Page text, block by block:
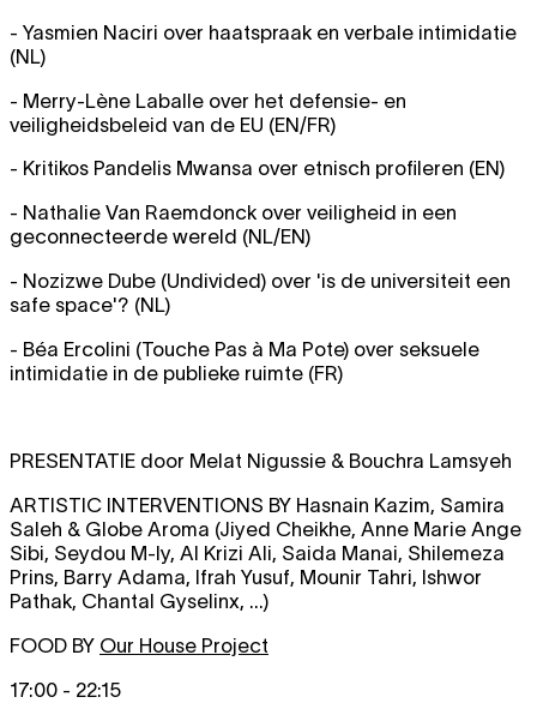
- Yasmien Naciri over haatspraak en verbale intimidatie
(NL)
- Merry-Lène Laballe over het defensie- en
veiligheidsbeleid van de EU (EN/FR)
- Kritikos Pandelis Mwansa over etnisch profileren (EN)
- Nathalie Van Raemdonck over veiligheid in een
geconnecteerde wereld (NL/EN)
- Nozizwe Dube (Undivided) over 'is de universiteit een
safe space'? (NL)
- Béa Ercolini (Touche Pas à Ma Pote) over seksuele
intimidatie in de publieke ruimte (FR)
PRESENTATIE door Melat Nigussie & Bouchra Lamsyeh
ARTISTIC INTERVENTIONS BY Hasnain Kazim, Samira
Saleh & Globe Aroma (Jiyed Cheikhe, Anne Marie Ange
Sibi, Seydou M-ly, Al Krizi Ali, Saida Manai, Shilemeza
Prins, Barry Adama, Ifrah Yusuf, Mounir Tahri, Ishwor
Pathak, Chantal Gyselinx, ...)
FOOD BY Our House Project
17:00 - 22:15